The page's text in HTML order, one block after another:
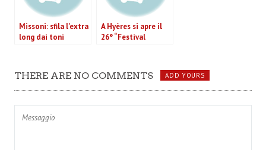
Missoni: sfila l’extra
long dai toni
A Hyères si apre il
26° “Festival
THERE ARE NO COMMENTS ADD YOURS